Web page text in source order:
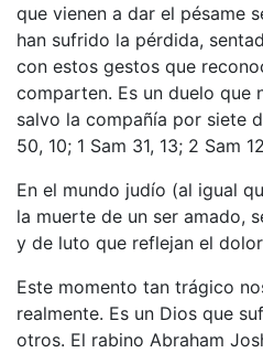
que vienen a dar el pésame
han sufrido la pérdida,
con estos gestos que
comparten. Es un duelo que
salvo la compañía por siete
50, 10; 1 Sam 31, 13; 2 Sam
En el mundo judío (al igual
la muerte de un ser amado,
y de luto que reflejan el
Este momento tan trágico
realmente. Es un Dios que
otros. El rabino Abraham